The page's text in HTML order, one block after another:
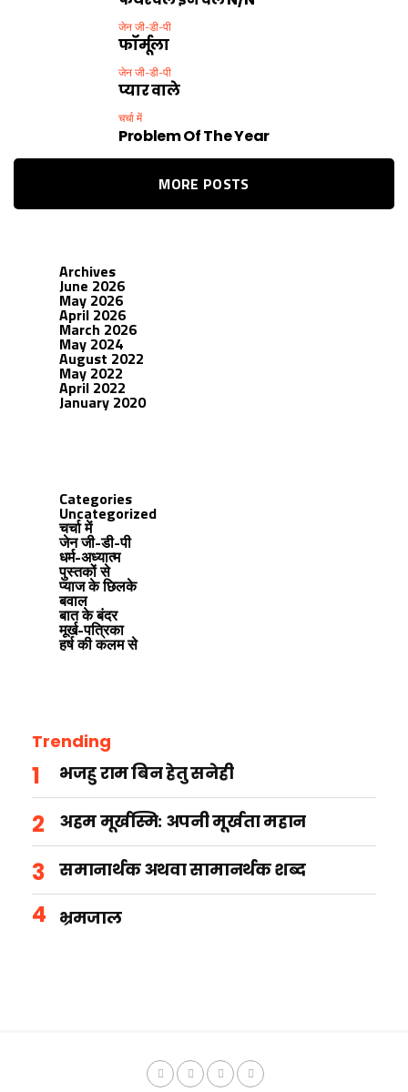
जेन जी-डी-पी
फॉर्मूला
जेन जी-डी-पी
प्यार वाले
चर्चा में
Problem Of The Year
MORE POSTS
Archives
June 2026
May 2026
April 2026
March 2026
May 2024
August 2022
May 2022
April 2022
January 2020
Categories
Uncategorized
चर्चा में
जेन जी-डी-पी
धर्म-अध्यात्म
पुस्तकों से
प्याज के छिलके
बवाल
बात के बंदर
मूर्ख-पत्रिका
हर्ष की कलम से
Trending
भजहु राम बिन हेतु सनेही
अहम मूर्खस्मि: अपनी मूर्खता महान
समानार्थक अथवा सामानर्थक शब्द
भ्रमजाल